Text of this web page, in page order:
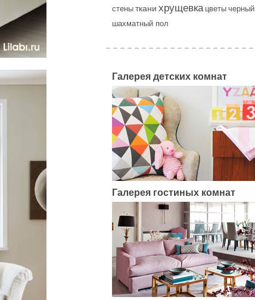
стены ткани хрущевка цветы черный
шахматный пол
Галерея детских комнат
Галерея гостиных комнат